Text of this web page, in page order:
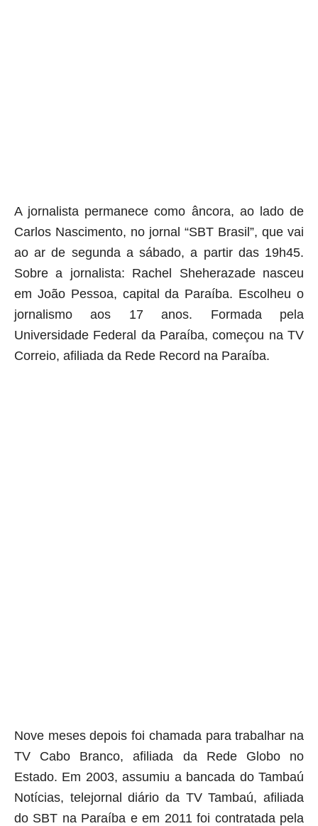
A jornalista permanece como âncora, ao lado de
Carlos Nascimento, no jornal “SBT Brasil”, que vai
ao ar de segunda a sábado, a partir das 19h45.
Sobre a jornalista: Rachel Sheherazade nasceu
em João Pessoa, capital da Paraíba. Escolheu o
jornalismo aos 17 anos. Formada pela
Universidade Federal da Paraíba, começou na TV
Correio, afiliada da Rede Record na Paraíba.
Nove meses depois foi chamada para trabalhar na
TV Cabo Branco, afiliada da Rede Globo no
Estado. Em 2003, assumiu a bancada do Tambaú
Notícias, telejornal diário da TV Tambaú, afiliada
do SBT na Paraíba e em 2011 foi contratada pela